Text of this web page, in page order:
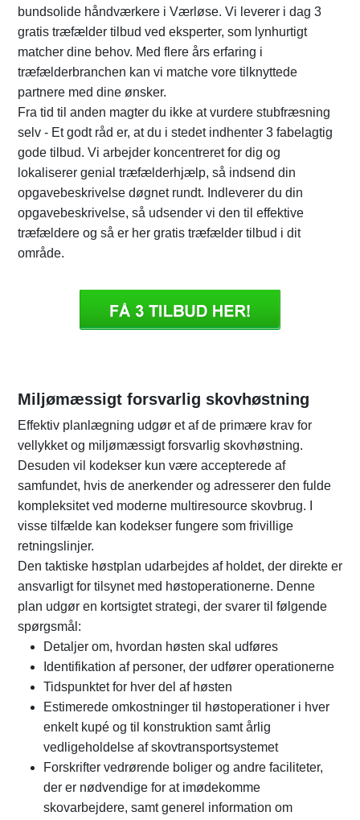
bundsolide håndværkere i Værløse. Vi leverer i dag 3
gratis træfælder tilbud ved eksperter, som lynhurtigt
matcher dine behov. Med flere års erfaring i
træfælderbranchen kan vi matche vore tilknyttede
partnere med dine ønsker.
Fra tid til anden magter du ikke at vurdere stubfræsning
selv - Et godt råd er, at du i stedet indhenter 3 fabelagtig
gode tilbud. Vi arbejder koncentreret for dig og
lokaliserer genial træfælderhjælp, så indsend din
opgavebeskrivelse døgnet rundt. Indleverer du din
opgavebeskrivelse, så udsender vi den til effektive
træfældere og så er her gratis træfælder tilbud i dit
område.
Miljømæssigt forsvarlig skovhøstning
Effektiv planlægning udgør et af de primære krav for
vellykket og miljømæssigt forsvarlig skovhøstning.
Desuden vil kodekser kun være accepterede af
samfundet, hvis de anerkender og adresserer den fulde
kompleksitet ved moderne multiresource skovbrug. I
visse tilfælde kan kodekser fungere som frivillige
retningslinjer.
Den taktiske høstplan udarbejdes af holdet, der direkte er
ansvarligt for tilsynet med høstoperationerne. Denne
plan udgør en kortsigtet strategi, der svarer til følgende
spørgsmål:
Detaljer om, hvordan høsten skal udføres
Identifikation af personer, der udfører operationerne
Tidspunktet for hver del af høsten
Estimerede omkostninger til høstoperationer i hver
enkelt kupé og til konstruktion samt årlig
vedligeholdelse af skovtransportsystemet
Forskrifter vedrørende boliger og andre faciliteter,
der er nødvendige for at imødekomme
skovarbejdere, samt generel information om